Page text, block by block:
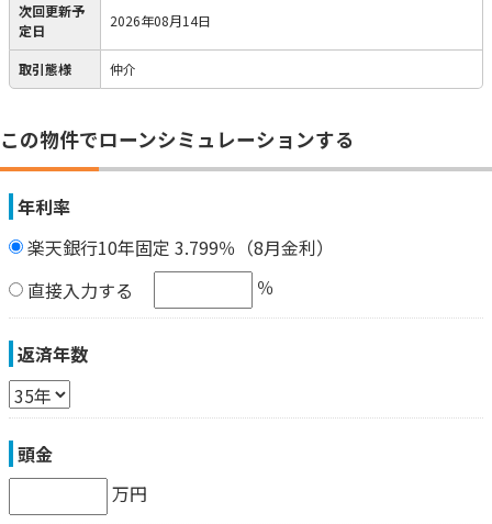
次回更新予
定日
2026年08月14日
取引態様 仲介
この物件でローンシミュレーションする
年利率
楽天銀行10年固定 3.799％（8月金利）
直接入力する
％
返済年数
頭金
万円